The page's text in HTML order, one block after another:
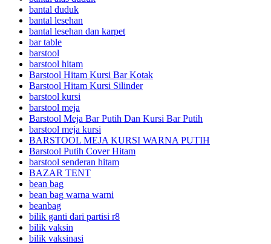
bantal duduk
bantal lesehan
bantal lesehan dan karpet
bar table
barstool
barstool hitam
Barstool Hitam Kursi Bar Kotak
Barstool Hitam Kursi Silinder
barstool kursi
barstool meja
Barstool Meja Bar Putih Dan Kursi Bar Putih
barstool meja kursi
BARSTOOL MEJA KURSI WARNA PUTIH
Barstool Putih Cover Hitam
barstool senderan hitam
BAZAR TENT
bean bag
bean bag warna warni
beanbag
bilik ganti dari partisi r8
bilik vaksin
bilik vaksinasi